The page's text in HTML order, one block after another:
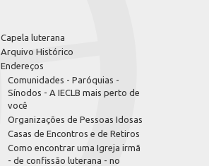
Capela luterana
Arquivo Histórico
Endereços
Comunidades - Paróquias -
Sínodos - A IECLB mais perto de
você
Organizações de Pessoas Idosas
Casas de Encontros e de Retiros
Como encontrar uma Igreja irmã
- de confissão luterana - no